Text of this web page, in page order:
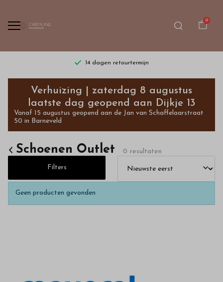
0
14 dagen retourtermijn
Schoenen
Outlet
Bestel
kinderkleding
van
hoge
Verhuizing | zaterdag 8 augustus
laatste dag geopend aan Dijkje 13
Vanaf 15 augustus geopend aan de Jan van Schaffelaarstraat
50 in Barneveld
Schoenen Outlet 0 resultaten
Filters
Geen producten gevonden